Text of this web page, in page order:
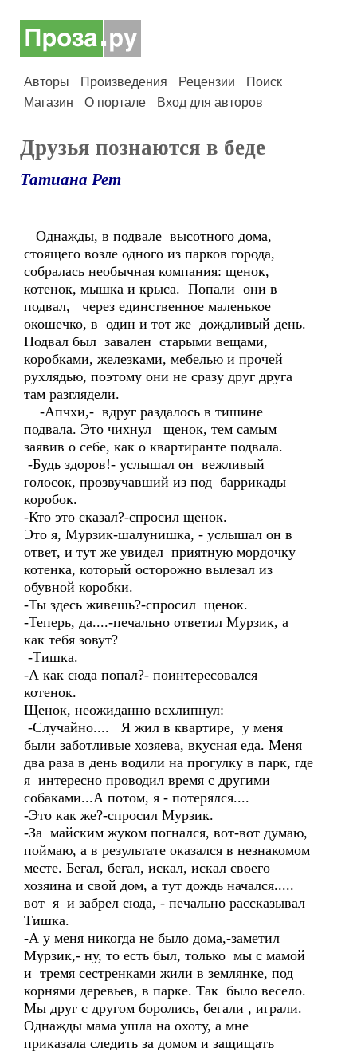
Авторы Произведения Рецензии
Поиск
Магазин
О портале Вход для авторов
Друзья познаются в беде
Татиана Рет
Однажды, в подвале высотного дома,
стоящего возле одного из парков города,
собралась необычная компания: щенок,
котенок, мышка и крыса. Попали они в
подвал, через единственное маленькое
окошечко, в один и тот же дождливый день.
Подвал был завален старыми вещами,
коробками, железками, мебелью и прочей
рухлядью, поэтому они не сразу друг друга
там разглядели.
-Апчхи,- вдруг раздалось в тишине
подвала. Это чихнул щенок, тем самым
заявив о себе, как о квартиранте подвала.
-Будь здоров!- услышал он вежливый
голосок, прозвучавший из под баррикады
коробок.
-Кто это сказал?-спросил щенок.
Это я, Мурзик-шалунишка, - услышал он в
ответ, и тут же увидел приятную мордочку
котенка, который осторожно вылезал из
обувной коробки.
-Ты здесь живешь?-спросил щенок.
-Теперь, да....-печально ответил Мурзик, а
как тебя зовут?
-Тишка.
-А как сюда попал?- поинтересовался
котенок.
Щенок, неожиданно всхлипнул:
-Случайно.... Я жил в квартире, у меня
были заботливые хозяева, вкусная еда. Меня
два раза в день водили на прогулку в парк, где
я интересно проводил время с другими
собаками...А потом, я - потерялся....
-Это как же?-спросил Мурзик.
-За майским жуком погнался, вот-вот думаю,
поймаю, а в результате оказался в незнакомом
месте. Бегал, бегал, искал, искал своего
хозяина и свой дом, а тут дождь начался.....
вот я и забрел сюда, - печально рассказывал
Тишка.
-А у меня никогда не было дома,-заметил
Мурзик,- ну, то есть был, только мы с мамой
и тремя сестренками жили в землянке, под
корнями деревьев, в парке. Так было весело.
Мы друг с другом боролись, бегали , играли.
Однажды мама ушла на охоту, а мне
приказала следить за домом и защищать